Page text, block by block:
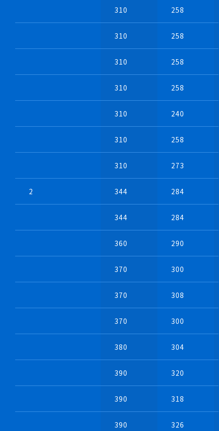
・両側吸込式オールSUS304製
・海産物加工場でも活躍
・片持式ベルト駆動式製作例
310 258
310 258
310 258
310 258
310 240
310 258
310 273
2 344 284
344 284
360 290
370 300
370 308
370 300
380 304
390 320
390 318
390 326